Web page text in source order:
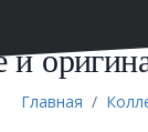
Главная /